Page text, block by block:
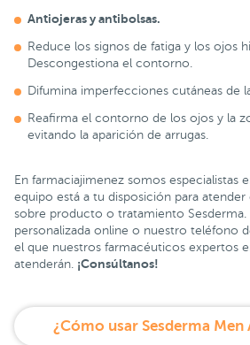
Antiojeras y antibolsas.
Reduce los signos de fatiga y los ojos
Descongestiona el contorno.
Difumina imperfecciones cutáneas de
Reafirma el contorno de los ojos y la
evitando la aparición de arrugas.
En farmaciajimenez somos especialistas
equipo está a tu disposición para
sobre producto o tratamiento Sesderma.
personalizada online o nuestro teléfono
el que nuestros farmacéuticos expertos
atenderán. ¡Consúltanos!